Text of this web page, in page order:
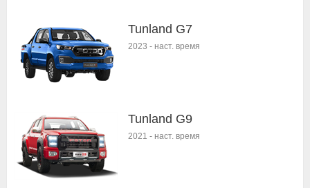
Tunland G7
2023 - наст. время
Tunland G9
2021 - наст. время